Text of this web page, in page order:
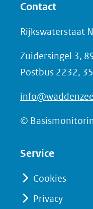
Contact
Rijkswaterstaat
Zuidersingel 3,
Postbus 2232,
©
Service
Cookies
Privacy